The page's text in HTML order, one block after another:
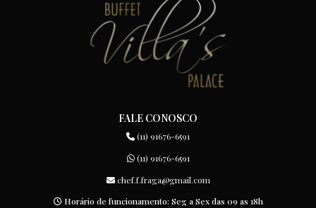
FALE CONOSCO
(11) 91676-6591
(11) 91676-6591
chef.f.fraga@gmail.com
Horário de funcionamento: Seg a Sex das 09 as 18h